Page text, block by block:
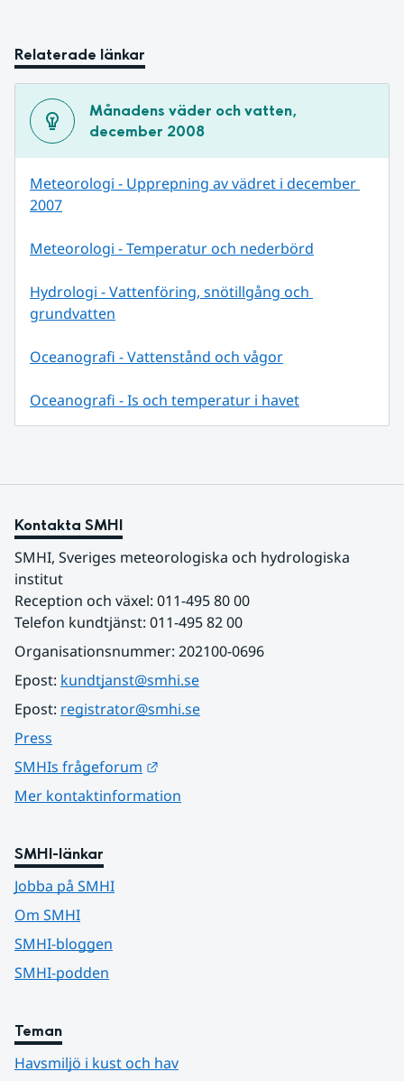
Relaterade länkar
Månadens väder och vatten,
december 2008
Meteorologi - Upprepning av vädret i december
2007
Meteorologi - Temperatur och nederbörd
Hydrologi - Vattenföring, snötillgång och
grundvatten
Oceanografi - Vattenstånd och vågor
Oceanografi - Is och temperatur i havet
Kontakta SMHI
SMHI, Sveriges meteorologiska och hydrologiska
institut
Reception och växel: 011-495 80 00
Telefon kundtjänst: 011-495 82 00
Organisationsnummer: 202100-0696
Epost: kundtjanst@smhi.se
Epost: registrator@smhi.se
Press
SMHIs frågeforum
Mer kontaktinformation
SMHI-länkar
Jobba på SMHI
Om SMHI
SMHI-bloggen
SMHI-podden
Teman
Havsmiljö i kust och hav